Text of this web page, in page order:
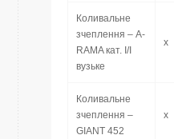
Коливальне
зчеплення – A-
RAMA кат. I/I
вузьке
x
Коливальне
зчеплення –
GIANT 452
x